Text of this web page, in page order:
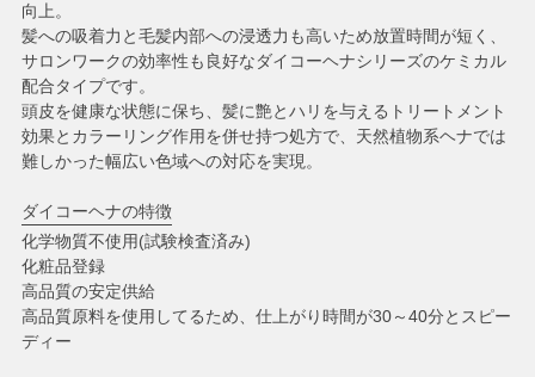
向上。
髪への吸着力と毛髪内部への浸透力も高いため放置時間が短く、
サロンワークの効率性も良好なダイコーヘナシリーズのケミカル
配合タイプです。
頭皮を健康な状態に保ち、髪に艶とハリを与えるトリートメント
効果とカラーリング作用を併せ持つ処方で、天然植物系ヘナでは
難しかった幅広い色域への対応を実現。
ダイコーヘナの特徴
化学物質不使用(試験検査済み)
化粧品登録
高品質の安定供給
高品質原料を使用してるため、仕上がり時間が30～40分とスピー
ディー